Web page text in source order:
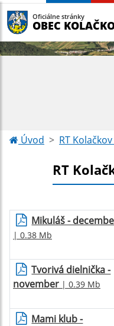
Oficiálne stránky
OBEC
Úvod RT
RT
Mikuláš -
| 0.38 Mb
Tvorivá dielnička -
november | 0.39 Mb
Mami klub -